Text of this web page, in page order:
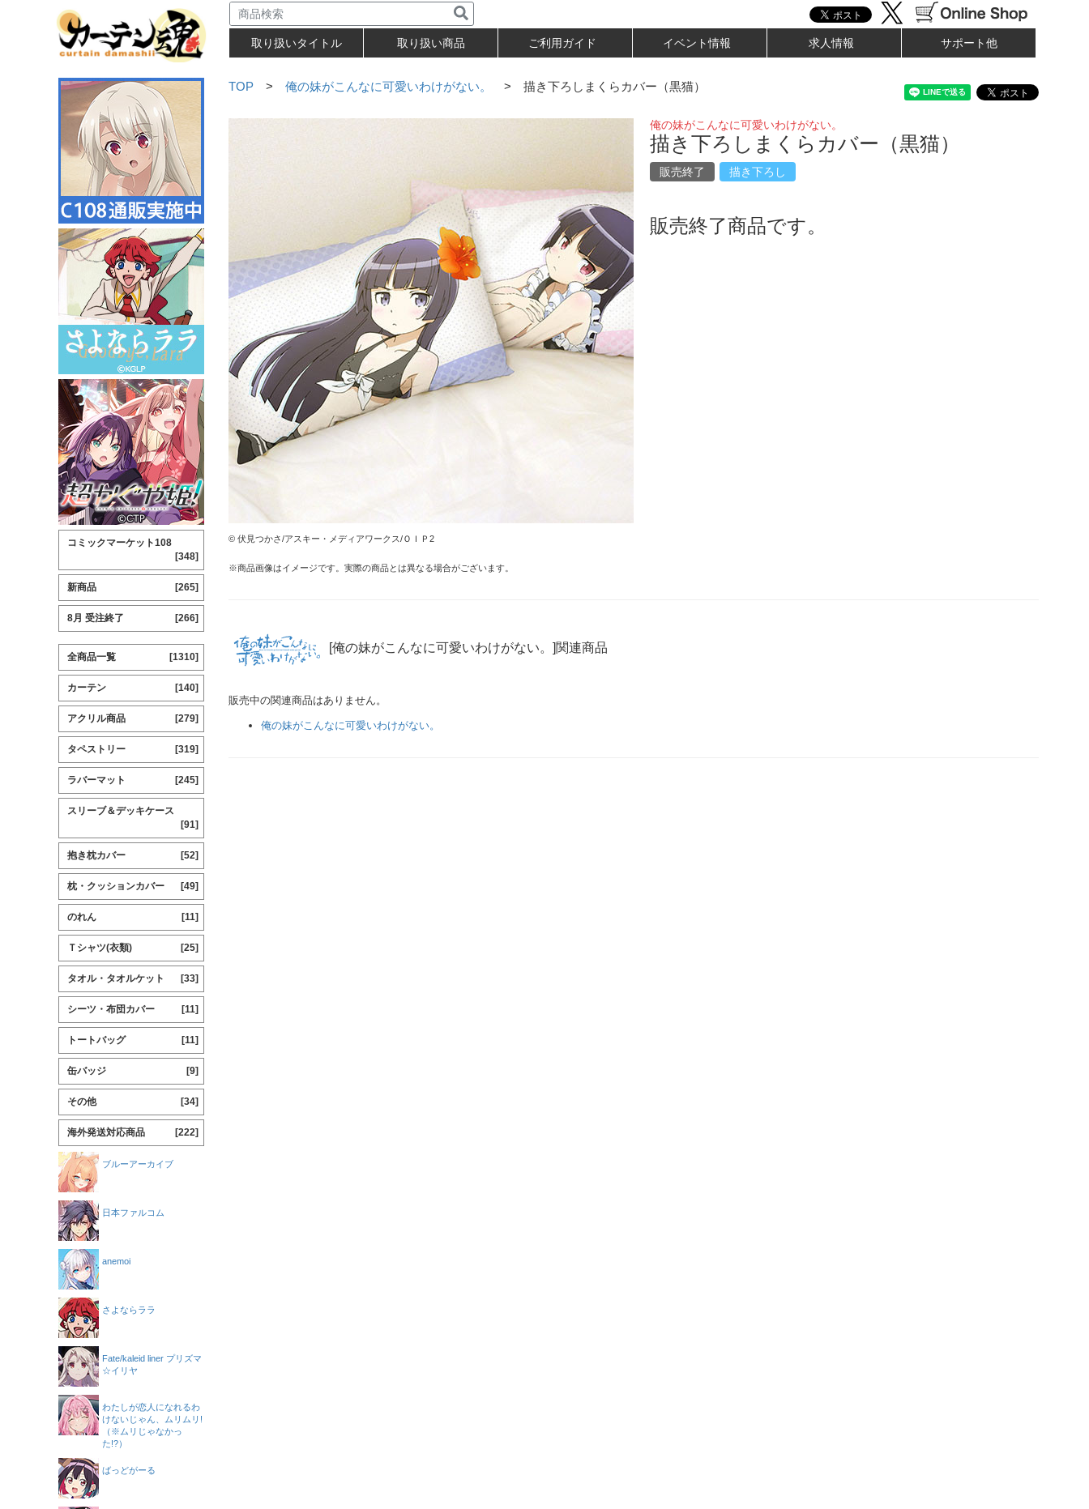
取り扱いタイトル 取り扱い商品 ご利用ガイド イベント情報 求人情報 サポート他
TOP > 俺の妹がこんなに可愛いわけがない。 > 描き下ろしまくらカバー（黒猫）
© 伏見つかさ/アスキー・メディアワークス/ＯＩＰ2
※商品画像はイメージです。実際の商品とは異なる場合がございます。
俺の妹がこんなに可愛いわけがない。
描き下ろしまくらカバー（黒猫）
販売終了 描き下ろし
販売終了商品です。
[俺の妹がこんなに可愛いわけがない。]関連商品
販売中の関連商品はありません。
俺の妹がこんなに可愛いわけがない。
コミックマーケット108
[348]
新商品 [265]
8月 受注終了 [266]
全商品一覧 [1310]
カーテン [140]
アクリル商品 [279]
タペストリー [319]
ラバーマット [245]
スリーブ＆デッキケース
[91]
抱き枕カバー [52]
枕・クッションカバー [49]
のれん [11]
Ｔシャツ(衣類) [25]
タオル・タオルケット [33]
シーツ・布団カバー [11]
トートバッグ [11]
缶バッジ [9]
その他 [34]
海外発送対応商品 [222]
ブルーアーカイブ
日本ファルコム
anemoi
さよならララ
Fate/kaleid liner プリズマ
☆イリヤ
わたしが恋人になれるわ
けないじゃん、ムリムリ!
（※ムリじゃなかっ
た!?）
ばっどがーる